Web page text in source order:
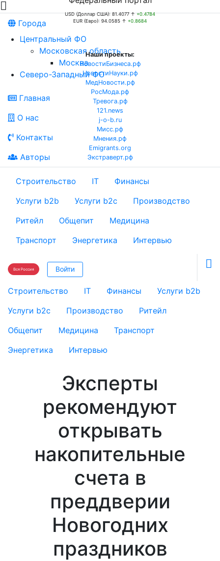
USD (Доллар США): 81.4077 ↑+0.4784
EUR (Евро): 94.0585 ↑ +0.8684

Города
Центральный ФО
Московская область
Москва
Северо-Западный ФО
Главная
О нас
Контакты
Авторы
Наши проекты:
НовостиБизнеса.рф
НовостиНауки.рф
МедНовости.рф
РосМода.рф
Тревога.рф
121.news
j-o-b.ru
Мисс.рф
Мнения.рф
Emigrants.org
Экстраверт.рф
Строительство IT
Финансы
Услуги b2b
Услуги b2c
Производство
Ритейл
Общепит
Медицина
Транспорт
Энергетика Интервью
Вся Россия Войти 
Строительство IT Финансы
Услуги b2b
Услуги b2c
Производство
Ритейл
Общепит
Медицина
Транспорт
Энергетика
Интервью
Эксперты
рекомендуют
открывать
накопительные
счета в
преддверии
Новогодних
праздников